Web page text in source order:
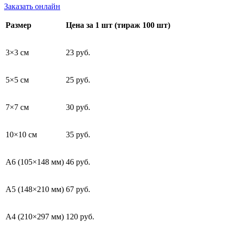
Заказать онлайн
Размер Цена за 1 шт (тираж 100 шт)
3×3 см 23 руб.
5×5 см 25 руб.
7×7 см 30 руб.
10×10 см 35 руб.
A6 (105×148 мм) 46 руб.
A5 (148×210 мм) 67 руб.
A4 (210×297 мм) 120 руб.